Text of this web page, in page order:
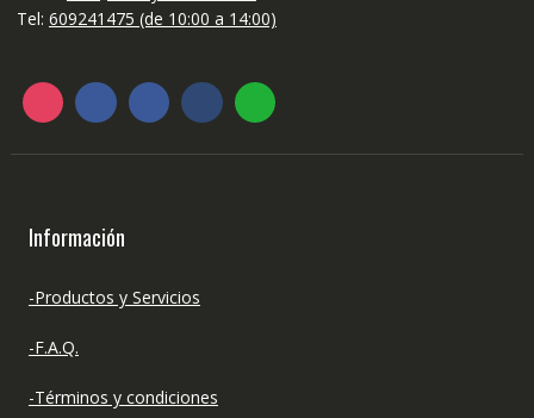
Tel: 609241475 (de 10:00 a 14:00)
Información
-Productos y Servicios
-F.A.Q.
-Términos y condiciones